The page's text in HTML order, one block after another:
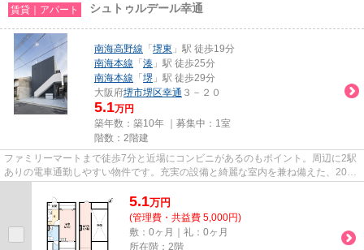
賃貸｜アパート シュトゥルデール幸通
南海高野線 「 堺東 」駅 徒歩19分
南海本線 「 湊 」駅 徒歩25分
南海本線 「 堺 」駅 徒歩29分
大阪府堺市堺区幸通 ３－２０
5.1万円
築年数：築10年 ｜募集中： 1室
階数：2階建
ファミリーマートまで徒歩7分と近場にコンビニがあるのもポイント。周辺に2駅
ありの電車通勤しやすい物件です。充実の設備と綺麗な室内を兼ね備えた、2016
5.1万円
(管理費・共益費 5,000円)
敷：0ヶ月｜礼：0ヶ月
所在階：2階